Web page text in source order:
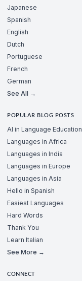
Japanese
Spanish
English
Dutch
Portuguese
French
German
See All →
POPULAR BLOG POSTS
AI in Language Education
Languages in Africa
Languages in India
Languages in Europe
Languages in Asia
Hello in Spanish
Easiest Languages
Hard Words
Thank You
Learn Italian
See More →
CONNECT